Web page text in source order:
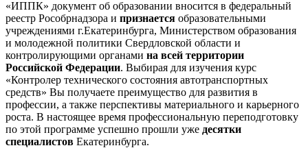
«ИППК» документ об образовании вносится в федеральный
реестр Рособрнадзора и признается образовательными
учреждениями г.Екатеринбурга, Министерством образования
и молодежной политики Свердловской области и
контролирующими органами на всей территории
Российской Федерации. Выбирая для изучения курс
«Контролер технического состояния автотранспортных
средств» Вы получаете преимущество для развития в
профессии, а также перспективы материального и карьерного
роста. В настоящее время профессиональную переподготовку
по этой программе успешно прошли уже десятки
специалистов Екатеринбурга.